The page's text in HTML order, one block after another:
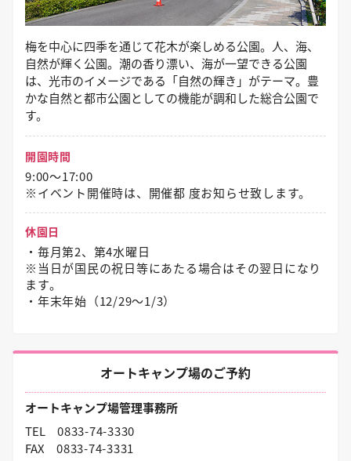
梅を中心に四季を通じて花木が楽しめる公園。人、海、
自然が輝く公園。潮の香り漂い、海が一望できる公園
は、光市のイメージである「自然の輝き」がテーマ。豊
かな自然と都市公園としての機能が調和した総合公園で
す。
開園時間
9:00～17:00
※イベント開催時は、開催都 度お知らせ致します。
休園日
・毎月第2、第4水曜日
※当日が国民の祝日等にあたる場合はその翌日になり
ます。
・年末年始（12/29〜1/3）
オートキャンプ場のご予約
オートキャンプ場管理事務所
TEL 0833-74-3330
FAX 0833-74-3331